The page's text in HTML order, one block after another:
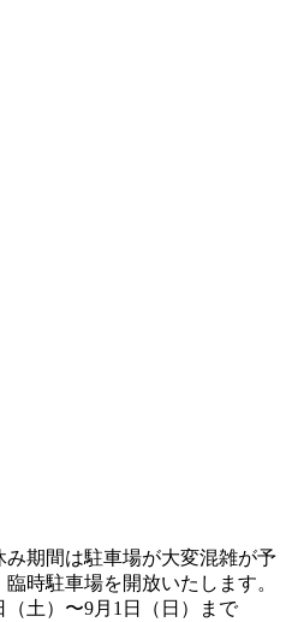
期間は駐車場が大変混雑が予
時駐車場を開放いたします。
（土）〜9月1日（日）まで